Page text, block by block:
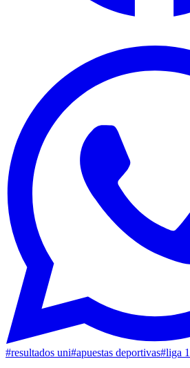
#resultados uni#apuestas deportivas#liga